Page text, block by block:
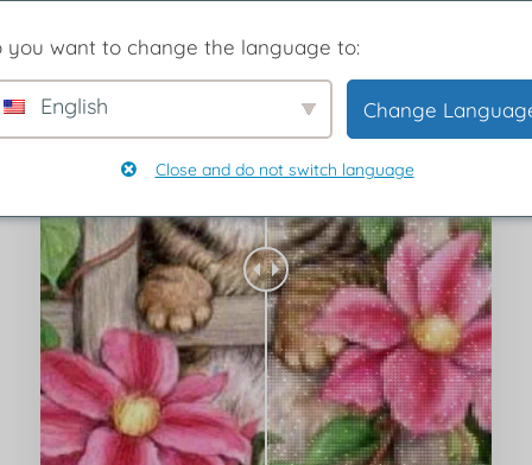
you want to change the language to:
English Change
Close and do not switch language